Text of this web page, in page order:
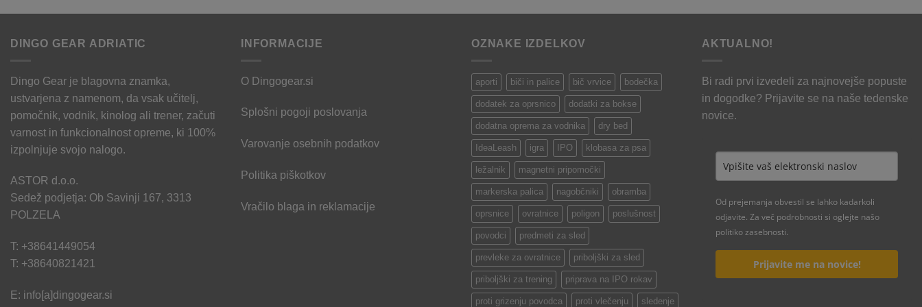
25,50 €
od
DINGO GEAR ADRIATIC
Dingo Gear je blagovna znamka,
ustvarjena z namenom, da vsak učitelj,
pomočnik, vodnik, kinolog ali trener, začuti
varnost in funkcionalnost opreme, ki 100%
izpolnjuje svojo nalogo.
ASTOR d.o.o.
Sedež podjetja: Ob Savinji 167, 3313
POLZELA
T: +38641449054
T: +38640821421
E: info[a]dingogear.si
INFORMACIJE
O Dingogear.si
Splošni pogoji poslovanja
Varovanje osebnih podatkov
Politika piškotkov
Vračilo blaga in reklamacije
OZNAKE IZDELKOV
aporti biči in palice bič vrvice bodečka
dodatek za oprsnico dodatki za bokse
dodatna oprema za vodnika dry bed
IdeaLeash igra IPO klobasa za psa
ležalnik magnetni pripomočki
markerska palica nagobčniki obramba
oprsnice ovratnice poligon poslušnost
povodci predmeti za sled
prevleke za ovratnice priboljški za sled
priboljški za trening priprava na IPO rokav
proti grizenju povodca proti vlečenju sledenje
AKTUALNO!
Bi radi prvi izvedeli za najnovejše popuste
in dogodke? Prijavite se na naše tedenske
novice.
Od prejemanja obvestil se lahko kadarkoli
odjavite. Za več podrobnosti si oglejte našo
politiko zasebnosti.
Prijavite me na novice!